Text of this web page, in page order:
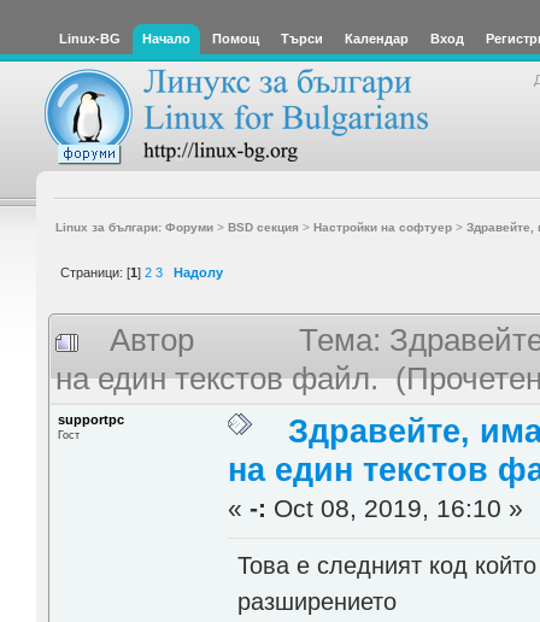
Linux-BG Начало Помощ Търси Календар Вход
Linux за българи: Форуми> BSD секция > Настройки на софтуер> Здравейте,
Страници: [1] 2 3 Надолу
Автор
Тема:
на един текстов файл.
supportpc
Гост
Здравейте,
на един текстов
«-: Oct 08, 2019, 16:10 »
Това е следният код
разширението